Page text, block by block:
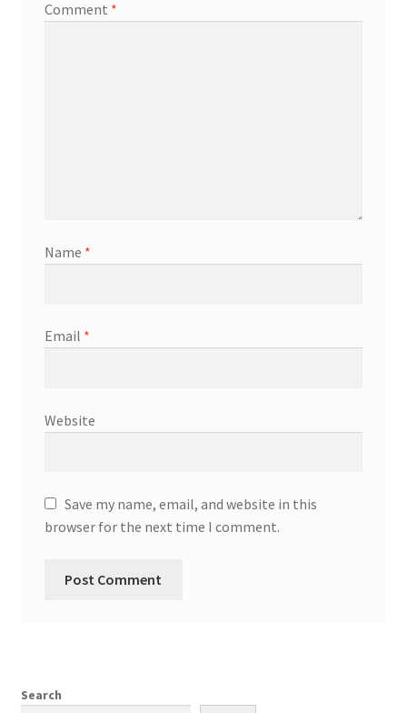
Comment *
Name *
Email *
Website
Save my name, email, and website in this
browser for the next time I comment.
Search